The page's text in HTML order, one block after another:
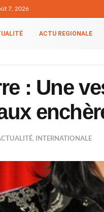
7, 2026
ACTU REGIONALE
: Une
, INTERNATIONALE